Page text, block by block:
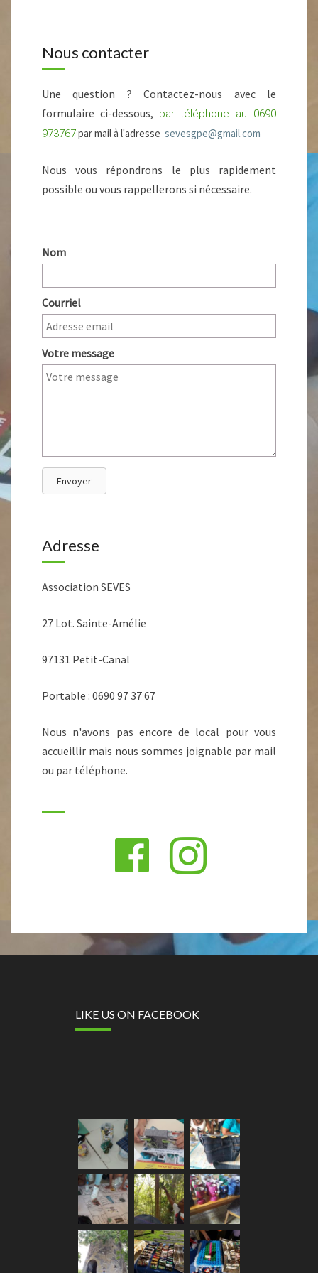
Nous contacter
Une question ? Contactez-nous avec le
formulaire ci-dessous, par téléphone au 0690
973767par mail à l'adresse sevesgpe@gmail.com
Nous vous répondrons le plus rapidement
possible ou vous rappellerons si nécessaire.
Nom
Courriel
Votre message
Envoyer
Adresse
Association SEVES
27 Lot. Sainte-Amélie
97131 Petit-Canal
Portable : 0690 97 37 67
Nous n'avons pas encore de local pour vous
accueillir mais nous sommes joignable par mail
ou par téléphone.
LIKE US ON FACEBOOK